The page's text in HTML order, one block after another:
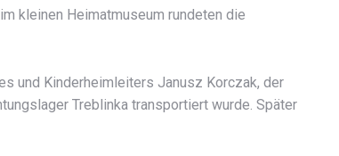
kleinen Heimatmuseum rundeten die
und Kinderheimleiters Janusz Korczak, der
Treblinka transportiert wurde. Später